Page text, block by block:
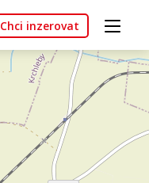
Chci inzerovat